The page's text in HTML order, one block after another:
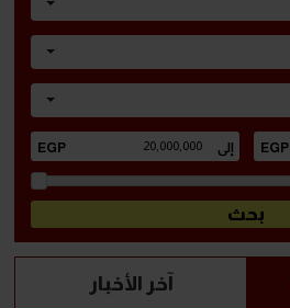
آخر الأخبار